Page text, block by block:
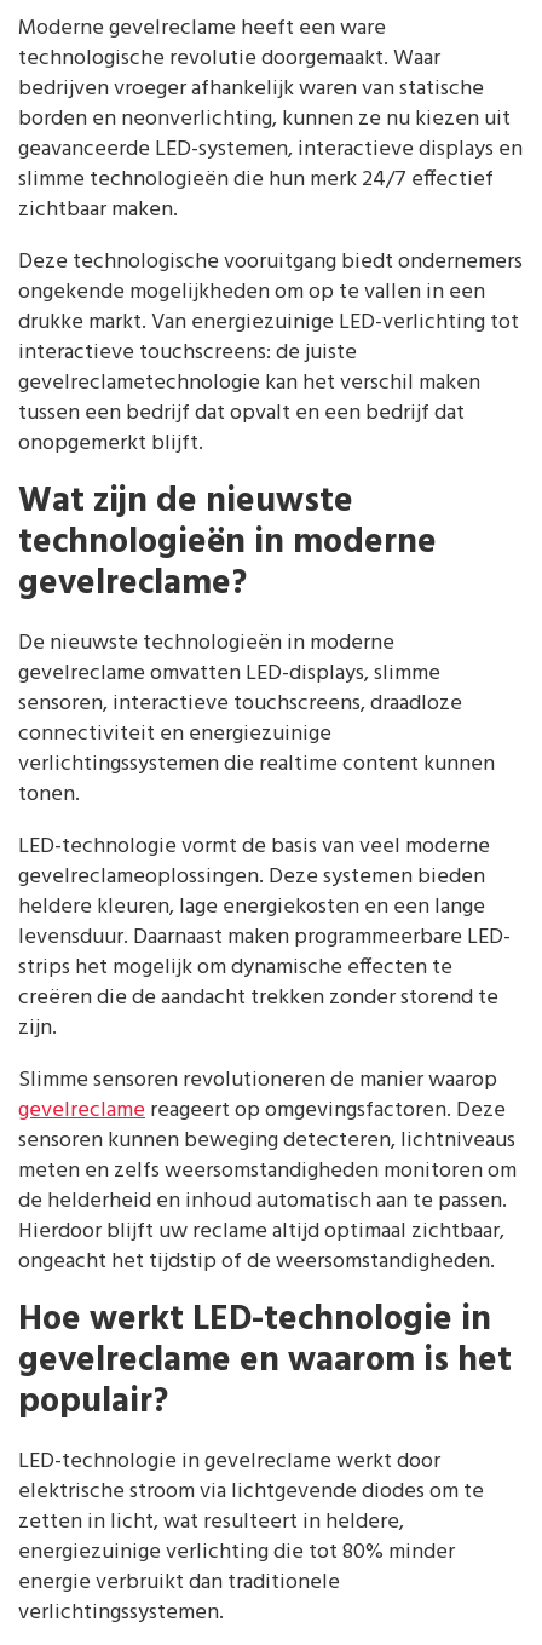
Moderne gevelreclame heeft een ware
technologische revolutie doorgemaakt. Waar
bedrijven vroeger afhankelijk waren van statische
borden en neonverlichting, kunnen ze nu kiezen uit
geavanceerde LED-systemen, interactieve displays en
slimme technologieën die hun merk 24/7 effectief
zichtbaar maken.
Deze technologische vooruitgang biedt ondernemers
ongekende mogelijkheden om op te vallen in een
drukke markt. Van energiezuinige LED-verlichting tot
interactieve touchscreens: de juiste
gevelreclametechnologie kan het verschil maken
tussen een bedrijf dat opvalt en een bedrijf dat
onopgemerkt blijft.
Wat zijn de nieuwste
technologieën in moderne
gevelreclame?
De nieuwste technologieën in moderne
gevelreclame omvatten LED-displays, slimme
sensoren, interactieve touchscreens, draadloze
connectiviteit en energiezuinige
verlichtingssystemen die realtime content kunnen
tonen.
LED-technologie vormt de basis van veel moderne
gevelreclameoplossingen. Deze systemen bieden
heldere kleuren, lage energiekosten en een lange
levensduur. Daarnaast maken programmeerbare LED-
strips het mogelijk om dynamische effecten te
creëren die de aandacht trekken zonder storend te
zijn.
Slimme sensoren revolutioneren de manier waarop
gevelreclamereageert op omgevingsfactoren. Deze
sensoren kunnen beweging detecteren, lichtniveaus
meten en zelfs weersomstandigheden monitoren om
de helderheid en inhoud automatisch aan te passen.
Hierdoor blijft uw reclame altijd optimaal zichtbaar,
ongeacht het tijdstip of de weersomstandigheden.
Hoe werkt LED-technologie in
gevelreclame en waarom is het
populair?
LED-technologie in gevelreclame werkt door
elektrische stroom via lichtgevende diodes om te
zetten in licht, wat resulteert in heldere,
energiezuinige verlichting die tot 80% minder
energie verbruikt dan traditionele
verlichtingssystemen.